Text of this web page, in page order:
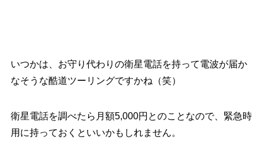
いつかは、お守り代わりの衛星電話を持って電波が届か
なそうな酷道ツーリングですかね（笑）
衛星電話を調べたら月額5,000円とのことなので、緊急時
用に持っておくといいかもしれません。